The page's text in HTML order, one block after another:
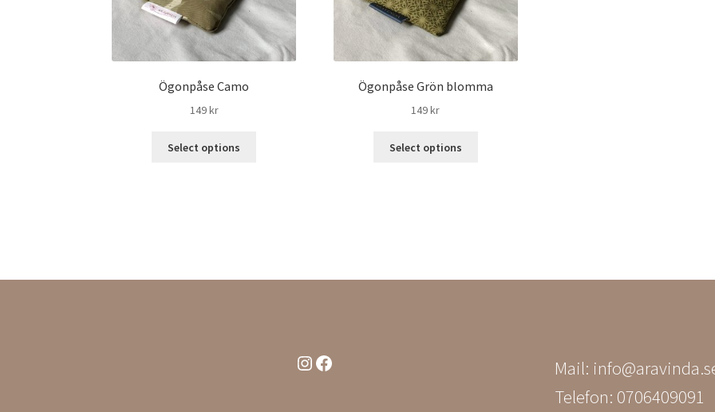
Ögonpåse Camo
149kr
Select options
Ögonpåse Grön blomma
149kr
Select options
Instagram
Facebook
Mail:
Telefon: 0706409091